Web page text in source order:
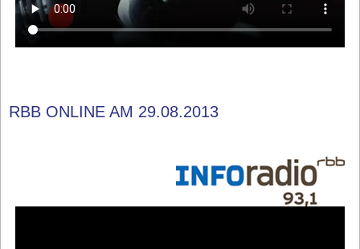
RBB ONLINE AM 29.08.2013